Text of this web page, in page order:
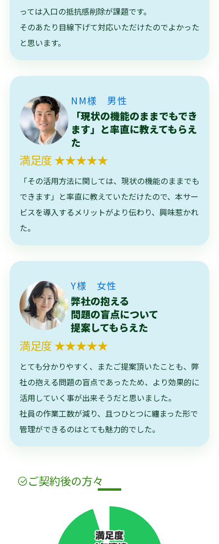
っては入口の抵抗感削除が課題です。
そのあたり目線下げて対応いただけたのでよかった
と思います。
NM様 男性
「現状の機能のままでもでき
ます」と率直に教えてもらえ
た
満足度 ★★★★★
「その活用方法に関しては、現状の機能のままでも
できます」と率直に教えていただけたので、本サー
ビスを導入するメリットがより伝わり、興味惹かれ
た。
Y様 女性
弊社の抱える
問題の盲点について
提案してもらえた
満足度 ★★★★★
とても分かりやすく、またご提案頂いたことも、弊
社の抱える問題の盲点であったため、より効果的に
活用していく事が出来そうだと思いました。
社員の作業工数が減り、且つひとつに纏まった形で
管理ができるのはとても魅力的でした。
ご契約後の方々